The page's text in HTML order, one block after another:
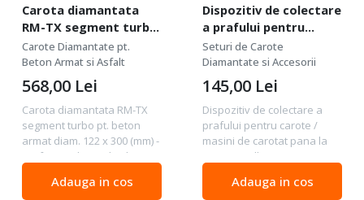
Carota diamantata
RM-TX segment turbo
pt. beton armat diam.
122 x 300 (mm) -
Profesional Standard -
DiStar-10170429030
Carote Diamantate pt.
Beton Armat si Asfalt
Carota diamantata RM-TX
segment turbo pt. beton
armat diam. 122 x 300 (mm) -
Profesional Standard -
Standard - calitate
568,00 Lei
Adauga in cos
Dispozitiv de colectare
a prafului pentru
carote / masini de
carotat pana la
⌀82mm DrillDUSTER 82
3.0 - Distar-
71419031048
Seturi de Carote
Diamantate si Accesorii
Dispozitiv de colectare a
prafului pentru carote /
masini de carotat pana la
⌀82mm DrillDUSTER 82 3.0 -
Mechanic DrillDUSTER 82
145,00 Lei
Adauga in cos